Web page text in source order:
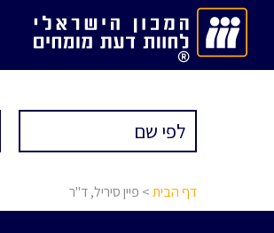
דף הבית> פיין סיריל, ד"ר